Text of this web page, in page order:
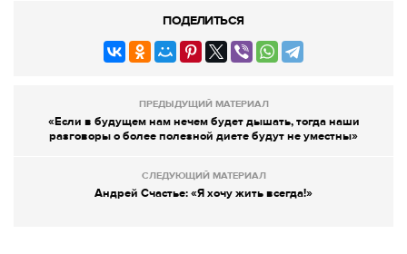
ПОДЕЛИТЬСЯ
ПРЕДЫДУЩИЙ МАТЕРИАЛ
«Если в будущем нам нечем будет дышать, тогда наши
разговоры о более полезной диете будут не уместны»
СЛЕДУЮЩИЙ МАТЕРИАЛ
Андрей Счастье: «Я хочу жить всегда!»